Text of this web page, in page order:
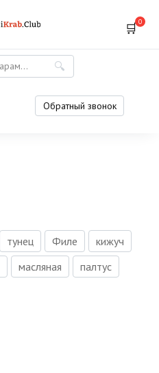
0
Обратный звонок
тунец Филе
кижуч
масляная
палтус